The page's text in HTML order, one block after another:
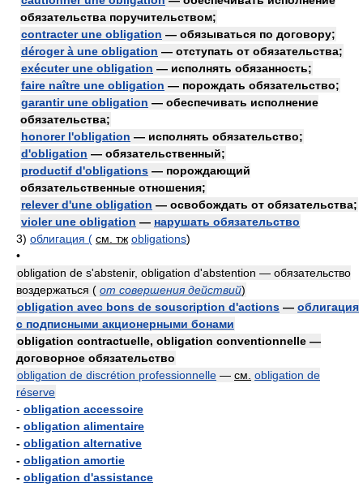
обязательства поручительством;
contracter une obligation — обязываться по договору;
déroger à une obligation — отступать от обязательства;
exécuter une obligation — исполнять обязанность;
faire naître une obligation — порождать обязательство;
garantir une obligation — обеспечивать исполнение
обязательства;
honorer l'obligation — исполнять обязательство;
d'obligation — обязательственный;
productif d'obligations — порождающий
обязательственные отношения;
relever d'une obligation — освобождать от обязательства;
violer une obligation — нарушать обязательство
3) облигация ( см. тж obligations)
•
obligation de s'abstenir, obligation d'abstention — обязательство
воздержаться ( от совершения действий)
obligation avec bons de souscription d'actions — облигация
с подписными акционерными бонами
obligation contractuelle, obligation conventionnelle —
договорное обязательство
obligation de discrétion professionnelle — см. obligation de
réserve
- obligation accessoire
- obligation alimentaire
- obligation alternative
- obligation amortie
- obligation d'assistance